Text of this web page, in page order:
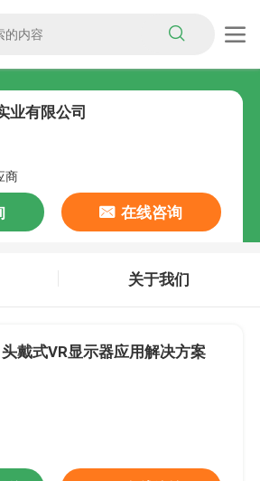
业有限公司
商
在线咨询
关于我们
头戴式VR显示器应用解决方案